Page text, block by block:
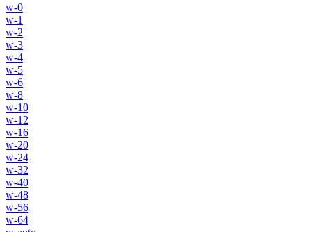
w-0
w-1
w-2
w-3
w-4
w-5
w-6
w-8
w-10
w-12
w-16
w-20
w-24
w-32
w-40
w-48
w-56
w-64